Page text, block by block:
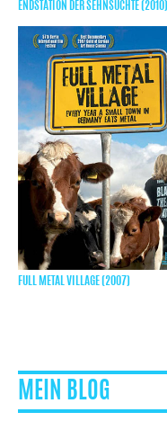
ENDSTATION DER SEHNSÜCHTE (2010)
FULL METAL VILLAGE (2007)
MEIN BLOG